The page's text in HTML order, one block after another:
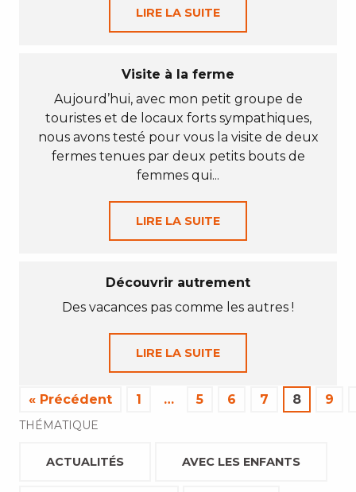
LIRE LA SUITE
Visite à la ferme
Aujourd’hui, avec mon petit groupe de
touristes et de locaux forts sympathiques,
nous avons testé pour vous la visite de deux
fermes tenues par deux petits bouts de
femmes qui...
LIRE LA SUITE
Découvrir autrement
Des vacances pas comme les autres !
LIRE LA SUITE
« Précédent 1 … 5 6 7 8 9
THÉMATIQUE
ACTUALITÉS AVEC LES ENFANTS